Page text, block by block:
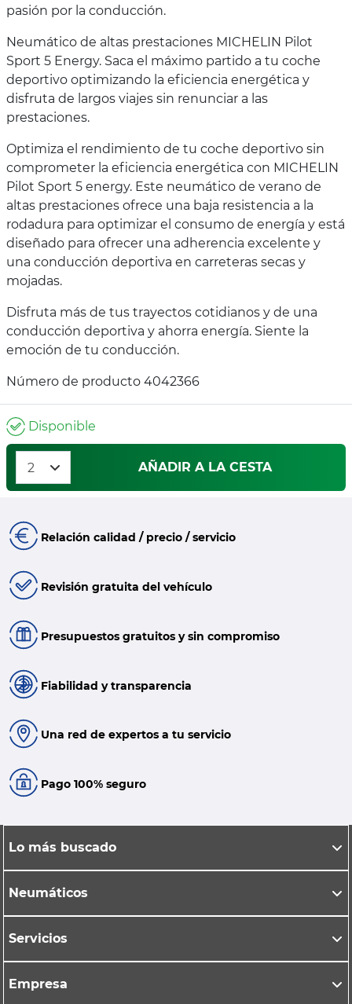
pasión por la conducción.
Neumático de altas prestaciones MICHELIN Pilot
Sport 5 Energy. Saca el máximo partido a tu coche
deportivo optimizando la eficiencia energética y
disfruta de largos viajes sin renunciar a las
prestaciones.
Optimiza el rendimiento de tu coche deportivo sin
comprometer la eficiencia energética con MICHELIN
Pilot Sport 5 energy. Este neumático de verano de
altas prestaciones ofrece una baja resistencia a la
rodadura para optimizar el consumo de energía y está
diseñado para ofrecer una adherencia excelente y
una conducción deportiva en carreteras secas y
mojadas.
Disfruta más de tus trayectos cotidianos y de una
conducción deportiva y ahorra energía. Siente la
emoción de tu conducción.
Número de producto 4042366
Disponible
AÑADIR A LA CESTA
Relación calidad / precio / servicio
Revisión gratuita del vehículo
Presupuestos gratuitos y sin compromiso
Fiabilidad y transparencia
Una red de expertos a tu servicio
Pago 100% seguro
Lo más buscado
Neumáticos
Servicios
Empresa